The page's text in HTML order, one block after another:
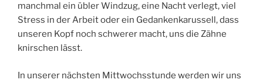
manchmal ein übler Windzug, eine Nacht verlegt, viel
Stress in der Arbeit oder ein Gedankenkarussell, dass
unseren Kopf noch schwerer macht, uns die Zähne
knirschen lässt.
In unserer nächsten Mittwochsstunde werden wir uns